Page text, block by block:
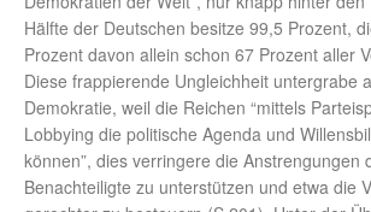
Hälfte der Deutschen besitze 99,5 Prozent,
Prozent davon allein schon 67 Prozent aller
Diese frappierende Ungleichheit untergrabe
Demokratie, weil die Reichen “mittels
Lobbying die politische Agenda und
können”, dies verringere die Anstrengungen
Benachteiligte zu unterstützen und etwa die